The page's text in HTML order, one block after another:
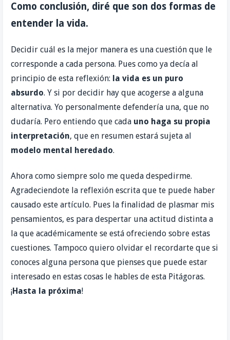
Como conclusión, diré que son dos formas de
entender la vida.
Decidir cuál es la mejor manera es una cuestión que le
corresponde a cada persona. Pues como ya decía al
principio de esta reflexión: la vida es un puro
absurdo. Y si por decidir hay que acogerse a alguna
alternativa. Yo personalmente defendería una, que no
dudaría. Pero entiendo que cada uno haga su propia
interpretación, que en resumen estará sujeta al
modelo mental heredado.
Ahora como siempre solo me queda despedirme.
Agradeciendote la reflexión escrita que te puede haber
causado este artículo. Pues la finalidad de plasmar mis
pensamientos, es para despertar una actitud distinta a
la que académicamente se está ofreciendo sobre estas
cuestiones. Tampoco quiero olvidar el recordarte que si
conoces alguna persona que pienses que puede estar
interesado en estas cosas le hables de esta Pitágoras.
¡Hasta la próxima!